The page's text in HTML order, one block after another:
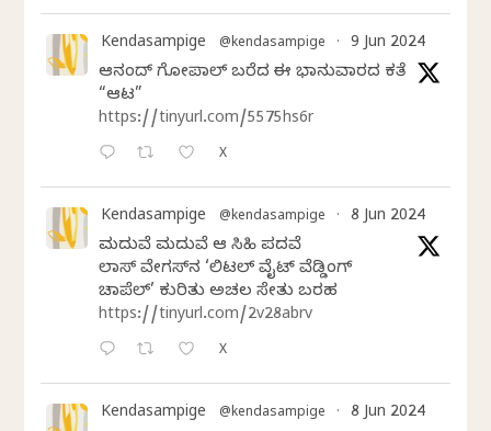
Kendasampige @kendasampige · 9 Jun 2024
ಆನಂದ್‌ ಗೋಪಾಲ್‌ ಬರೆದ ಈ ಭಾನುವಾರದ ಕತೆ
“ಆಟ”
https://tinyurl.com/5575hs6r
X
Kendasampige @kendasampige · 8 Jun 2024
ಮದುವೆ ಮದುವೆ ಆ ಸಿಹಿ ಪದವೆ
ಲಾಸ್‌ ವೇಗಸ್‌ನ ‘ಲಿಟಲ್ ವೈಟ್ ವೆಡ್ಡಿಂಗ್
ಚಾಪೆಲ್’ ಕುರಿತು ಅಚಲ ಸೇತು ಬರಹ
https://tinyurl.com/2v28abrv
X
Kendasampige @kendasampige · 8 Jun 2024